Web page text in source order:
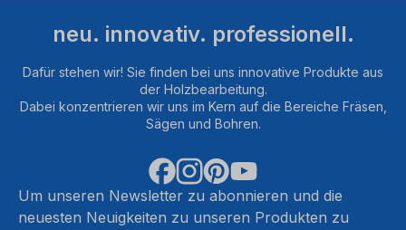
neu. innovativ. professionell.
Dafür stehen wir! Sie finden bei uns innovative Produkte aus
der Holzbearbeitung.
Dabei konzentrieren wir uns im Kern auf die Bereiche Fräsen,
Sägen und Bohren.
Um unseren Newsletter zu abonnieren und die
neuesten Neuigkeiten zu unseren Produkten zu